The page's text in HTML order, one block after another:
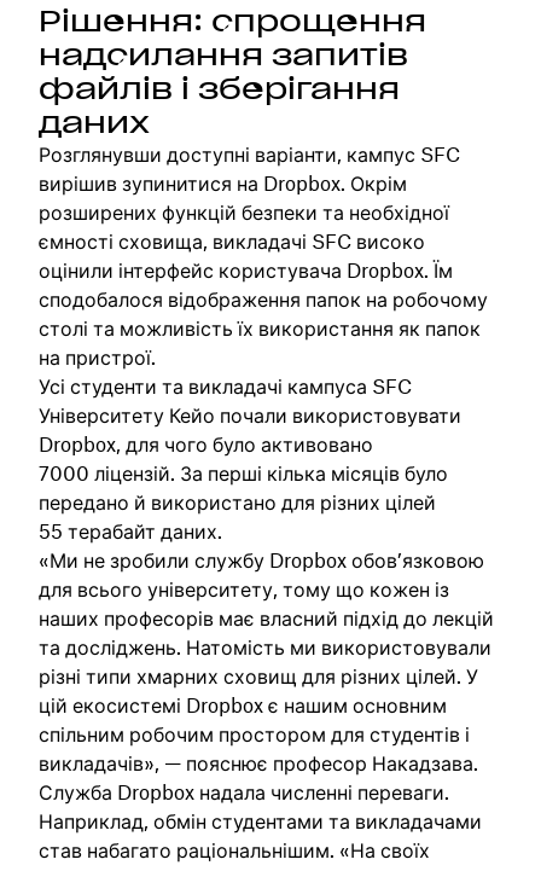
Рішення: спрощення
надсилання запитів
файлів і зберігання
даних
Розглянувши доступні варіанти, кампус SFC
вирішив зупинитися на Dropbox. Окрім
розширених функцій безпеки та необхідної
ємності сховища, викладачі SFC високо
оцінили інтерфейс користувача Dropbox. Їм
сподобалося відображення папок на робочому
столі та можливість їх використання як папок
на пристрої.
Усі студенти та викладачі кампуса SFC
Університету Кейо почали використовувати
Dropbox, для чого було активовано
7000 ліцензій. За перші кілька місяців було
передано й використано для різних цілей
55 терабайт даних.
«Ми не зробили службу Dropbox обов’язковою
для всього університету, тому що кожен із
наших професорів має власний підхід до лекцій
та досліджень. Натомість ми використовували
різні типи хмарних сховищ для різних цілей. У
цій екосистемі Dropbox є нашим основним
спільним робочим простором для студентів і
викладачів», — пояснює професор Накадзава.
Служба Dropbox надала численні переваги.
Наприклад, обмін студентами та викладачами
став набагато раціональнішим. «На своїх